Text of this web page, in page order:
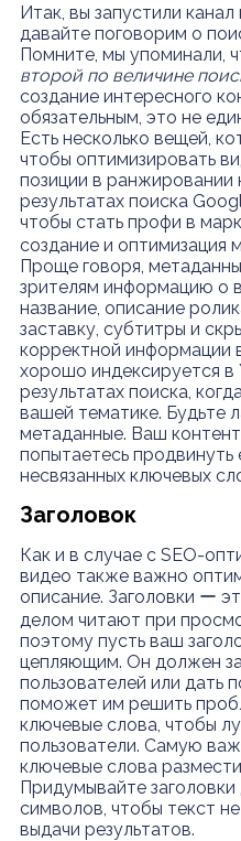
Итак, вы запустили
давайте поговорим о
Помните, мы упоминали,
второй по величине
создание интересного
обязательным, это не
Есть несколько вещей,
чтобы оптимизировать
позиции в ранжировании
результатах поиска
чтобы стать профи в
создание и оптимизация
Проще говоря,
зрителям информацию о
название, описание
заставку, субтитры и
корректной информации
хорошо индексируется
результатах поиска,
вашей тематике. Будьте
метаданные. Ваш
попытаетесь
несвязанных ключевых
Заголовок
Как и в случае с SEO-
видео также важно
описание. Заголовки ー
делом читают при
поэтому пусть ваш
цепляющим. Он должен
пользователей или дать
поможет им решить
ключевые слова, чтобы
пользователи. Самую
ключевые слова
Придумывайте
символов, чтобы текст
выдачи результатов.